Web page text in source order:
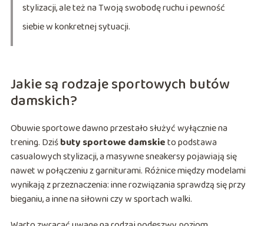
stylizacji, ale też na Twoją swobodę ruchu i pewność
siebie w konkretnej sytuacji.
Jakie są rodzaje sportowych butów
damskich?
Obuwie sportowe dawno przestało służyć wyłącznie na
trening. Dziśbuty sportowe damskieto podstawa
casualowych stylizacji, a masywne sneakersy pojawiają się
nawet w połączeniu z garniturami. Różnice między modelami
wynikają z przeznaczenia: inne rozwiązania sprawdzą się przy
bieganiu, a inne na siłowni czy w sportach walki.